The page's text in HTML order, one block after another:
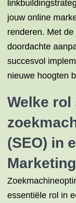
jouw online
renderen. Met
doordachte
succesvol
nieuwe hoogten
Welke rol
(SEO) in
essentiële rol in